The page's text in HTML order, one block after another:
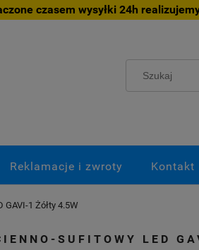
czasem wysyłki 24h
Reklamacje i zwroty Kontakt
1 Żółty 4.5W
SUFITOWY LED